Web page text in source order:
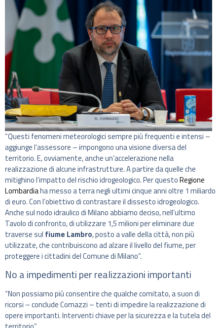
“Questi fenomeni meteorologici sempre più frequenti e intensi –
aggiunge l’assessore – impongono una visione diversa del
territorio. E, ovviamente, anche un’accelerazione nella
realizzazione di alcune infrastrutture. A partire da quelle che
mitighino l’impatto del rischio idrogeologico. Per questoRegione
Lombardiaha messo a terra negli ultimi cinque anni oltre 1 miliardo
di euro. Con l’obiettivo di contrastare il dissesto idrogeologico.
Anche sul nodo idraulico di Milano abbiamo deciso, nell’ultimo
Tavolo di confronto, di utilizzare 1,5 milioni per eliminare due
traverse sul fiume Lambro, posto a valle della città, non più
utilizzate, che contribuiscono ad alzare il livello del fiume, per
proteggere i cittadini del Comune di Milano”.
No a impedimenti per realizzazioni importanti
“Non possiamo più consentire che qualche comitato, a suon di
ricorsi – conclude Comazzi – tenti di impedire la realizzazione di
opere importanti. Interventi chiave per la sicurezza e la tutela del